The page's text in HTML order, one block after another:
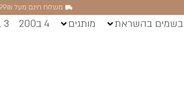
משלוח חינם מעל 299₪
בשמים בהשראת מותגים 4 ב200 3 ב250